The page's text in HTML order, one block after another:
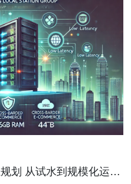
划 从试水到规模化运营